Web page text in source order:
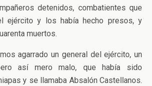
detenidos, combatientes que
ejército y los había hecho presos, y
muertos.
agarrado un general del ejército, un
así mero malo, que había sido
y se llamaba Absalón Castellanos.